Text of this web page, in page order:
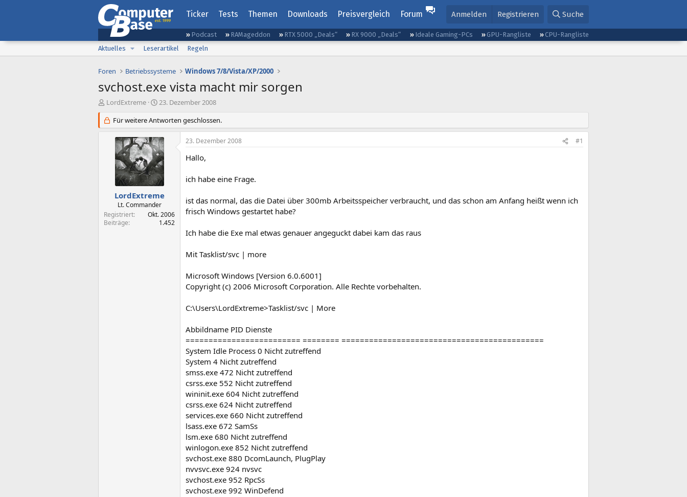
Ticker Tests Themen Downloads Preisvergleich Forum Anmelden Registrieren Suche
Podcast RAMageddon RTX 5000 „Deals“ RX 9000 „Deals“ Ideale Gaming-PCs GPU-Rangliste
CPU-Rangliste
Aktuelles
Leserartikel Regeln
Foren Betriebssysteme Windows 7/8/Vista/XP/2000
svchost.exe vista macht mir sorgen
E
s
t
LordExtreme
E
s
t
e
l
l
t
a
m
23. Dezember 2008
Für weitere Antworten geschlossen.
LordExtreme
Lt. Commander
Registriert
Okt. 2006
Beiträge
1.452
23. Dezember 2008 #1
Hallo,
ich habe eine Frage.
ist das normal, das die Datei über 300mb Arbeitsspeicher verbraucht, und das schon am Anfang heißt wenn ich
frisch Windows gestartet habe?
Ich habe die Exe mal etwas genauer angeguckt dabei kam das raus
Mit Tasklist/svc | more
Microsoft Windows [Version 6.0.6001]
Copyright (c) 2006 Microsoft Corporation. Alle Rechte vorbehalten.
C:\Users\LordExtreme>Tasklist/svc | More
Abbildname PID Dienste
========================= ======== ============================================
System Idle Process 0 Nicht zutreffend
System 4 Nicht zutreffend
smss.exe 472 Nicht zutreffend
csrss.exe 552 Nicht zutreffend
wininit.exe 604 Nicht zutreffend
csrss.exe 624 Nicht zutreffend
services.exe 660 Nicht zutreffend
lsass.exe 672 SamSs
lsm.exe 680 Nicht zutreffend
winlogon.exe 852 Nicht zutreffend
svchost.exe 880 DcomLaunch, PlugPlay
nvvsvc.exe 924 nvsvc
svchost.exe 952 RpcSs
svchost.exe 992 WinDefend